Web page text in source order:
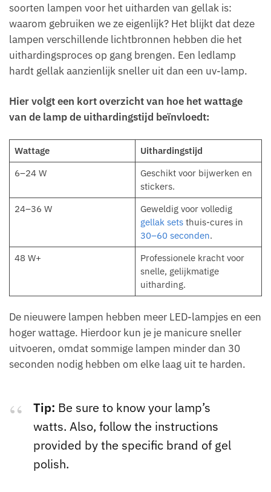
soorten lampen voor het uitharden van gellak is:
waarom gebruiken we ze eigenlijk? Het blijkt dat deze
lampen verschillende lichtbronnen hebben die het
uithardingsproces op gang brengen. Een ledlamp
hardt gellak aanzienlijk sneller uit dan een uv-lamp.
Hier volgt een kort overzicht van hoe het wattage
van de lamp de uithardingstijd beïnvloedt:
Wattage
Uithardingstijd
6–24 W
Geschikt voor bijwerken en
stickers.
24–36 W
Geweldig voor volledig
gellak setsthuis-cures in
30–60 seconden.
48 W+
Professionele kracht voor
snelle, gelijkmatige
uitharding.
De nieuwere lampen hebben meer LED-lampjes en een
hoger wattage. Hierdoor kun je je manicure sneller
uitvoeren, omdat sommige lampen minder dan 30
seconden nodig hebben om elke laag uit te harden.
Tip: Be sure to know your lamp’s
watts. Also, follow the instructions
provided by the specific brand of gel
polish.